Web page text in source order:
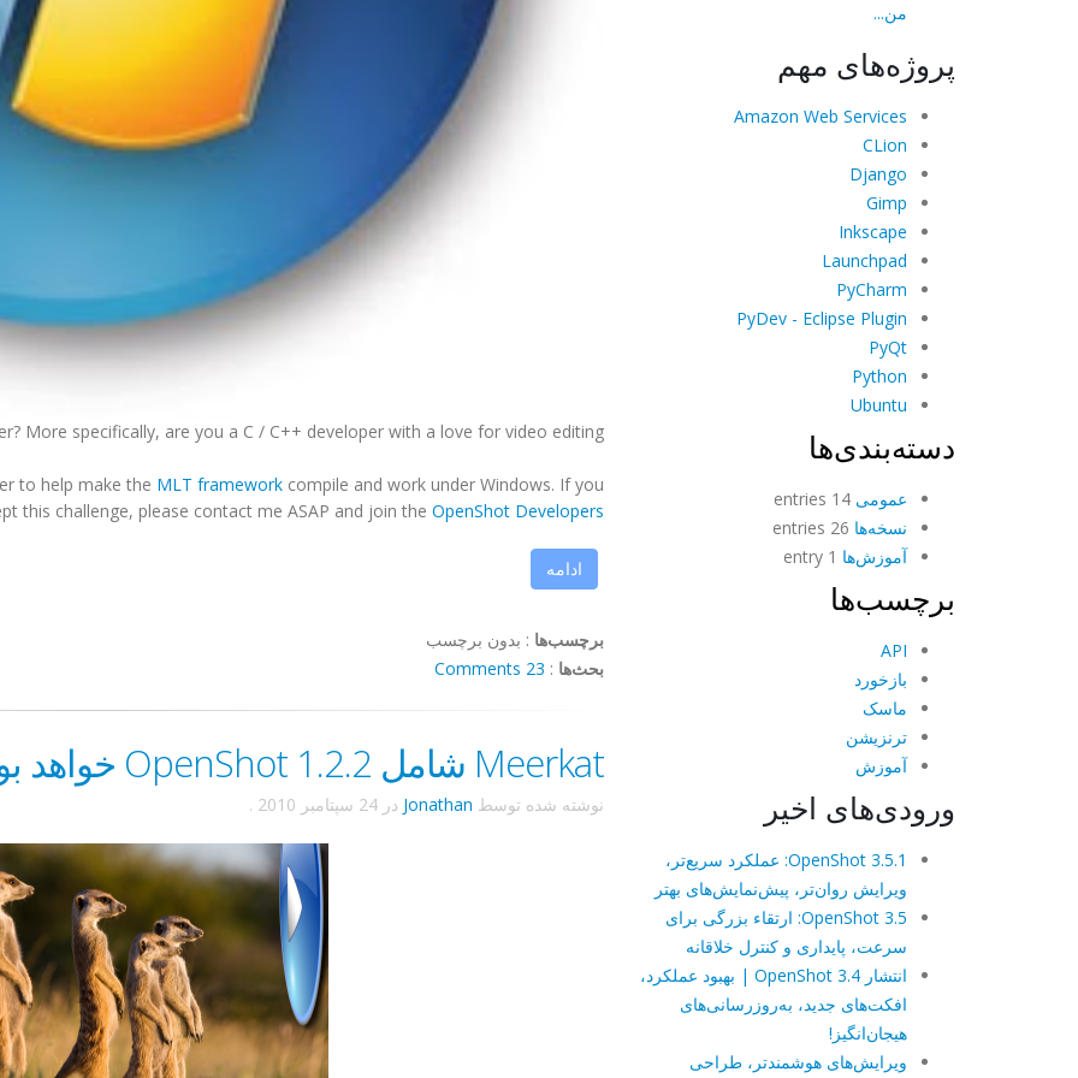
More specifically, are you a C / C++ developer with a love for video editing?
to help make the MLT frameworkcompile and work under Windows. If you
this challenge, please contact me ASAP and join the OpenShot Developers
ادامه
برچسب‌ها : بدون برچسب
بحث‌ها :
23 Comments
Meerkat شامل OpenShot 1.2.2 خواهد بود!
نوشته شده توسط Jonathan در24 سپتامبر 2010 .
من...
پروژه‌های مهم
Amazon Web Services
CLion
Django
Gimp
Inkscape
Launchpad
PyCharm
PyDev - Eclipse Plugin
PyQt
Python
Ubuntu
دسته‌بندی‌ها
عمومی
نسخه‌ها
آموزش‌ها
برچسب‌ها
API
بازخورد
ماسک
ترنزیشن
آموزش
ورودی‌های اخیر
OpenShot 3.5.1: عملکرد سریع‌تر،
ویرایش روان‌تر، پیش‌نمایش‌های بهتر
OpenShot 3.5: ارتقاء بزرگی برای
سرعت، پایداری و کنترل خلاقانه
انتشار OpenShot 3.4 | بهبود عملکرد،
افکت‌های جدید، به‌روزرسانی‌های
هیجان‌انگیز!
ویرایش‌های هوشمندتر، طراحی